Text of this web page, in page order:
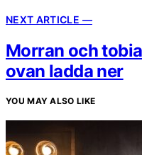
NEXT ARTICLE —
Morran och
ovan ladda ner
YOU MAY ALSO LIKE